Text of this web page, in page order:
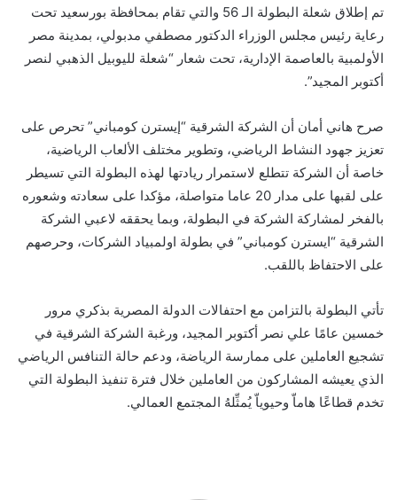
تم إطلاق شعلة البطولة الـ 56 والتي تقام بمحافظة بورسعيد تحت
رعاية رئيس مجلس الوزراء الدكتور مصطفي مدبولي، بمدينة مصر
الأولمبية بالعاصمة الإدارية، تحت شعار “شعلة لليوبيل الذهبي لنصر
أكتوبر المجيد”.
صرح هاني أمان أن الشركة الشرقية “إيسترن كومباني” تحرص على
تعزيز جهود النشاط الرياضي، وتطوير مختلف الألعاب الرياضية،
خاصة أن الشركة تتطلع لاستمرار ريادتها لهذه البطولة التي تسيطر
على لقبها على مدار 20 عاما متواصلة، مؤكدا على سعادته وشعوره
بالفخر لمشاركة الشركة في البطولة، وبما يحققه لاعبي الشركة
الشرقية “ايسترن كومباني” في بطولة اولمبياد الشركات، وحرصهم
على الاحتفاظ باللقب.
تأتي البطولة بالتزامن مع احتفالات الدولة المصرية بذكري مرور
خمسين عامًا علي نصر أكتوبر المجيد، ورغبة الشركة الشرقية في
تشجيع العاملين على ممارسة الرياضة، ودعم حالة التنافس الرياضي
الذي يعيشه المشاركون من العاملين خلال فترة تنفيذ البطولة التي
تخدم قطاعًا هاماّ وحيوياّ يُمثِّلهُ المجتمع العمالي.